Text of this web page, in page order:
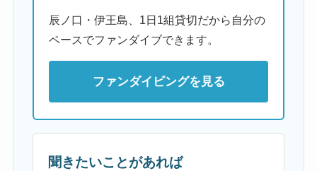
辰ノ口・伊王島、1日1組貸切だから自分の
ペースでファンダイブできます。
ファンダイビングを見る
聞きたいことがあれば